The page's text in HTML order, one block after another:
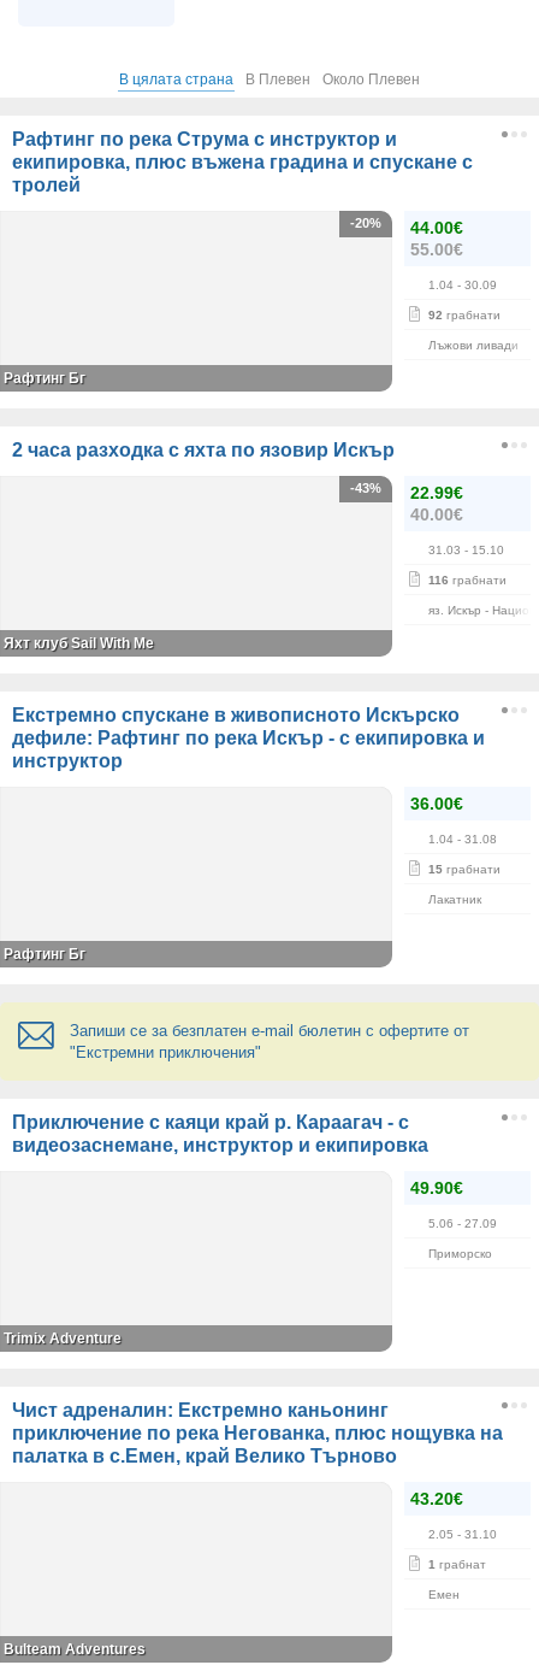
В цялата страна В Плевен Около Плевен
Рафтинг по река Струма с инструктор и
екипировка, плюс въжена градина и спускане с
тролей
44.00€
55.00€
1.04 - 30.09
92 грабнати
Лъжови ливади
-20%
Рафтинг Бг
2 часа разходка с яхта по язовир Искър
22.99€
40.00€
31.03 - 15.10
116 грабнати
яз. Искър -
-43%
Яхт клуб Sail With Me
Екстремно спускане в живописното Искърско
дефиле: Рафтинг по река Искър - с екипировка и
инструктор
36.00€
1.04 - 31.08
15 грабнати
Лакатник
Рафтинг Бг
Запиши се за безплатен e-mail бюлетин с офертите от
"Екстремни приключения"
Приключение с каяци край р. Караагач - с
видеозаснемане, инструктор и екипировка
49.90€
5.06 - 27.09
Приморско
Trimix Adventure
Чист адреналин: Екстремно каньонинг
приключение по река Негованка, плюс нощувка на
палатка в с.Емен, край Велико Търново
43.20€
2.05 - 31.10
1 грабнат
Емен
Bulteam Adventures